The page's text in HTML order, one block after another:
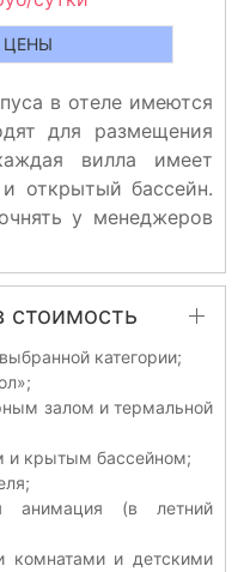
ЦЕНЫ
в отеле имеются
для размещения
вилла имеет
открытый бассейн.
у менеджеров
стоимость
категории;
залом и термальной
и крытым бассейном;
анимация (в летний
комнатами и детскими